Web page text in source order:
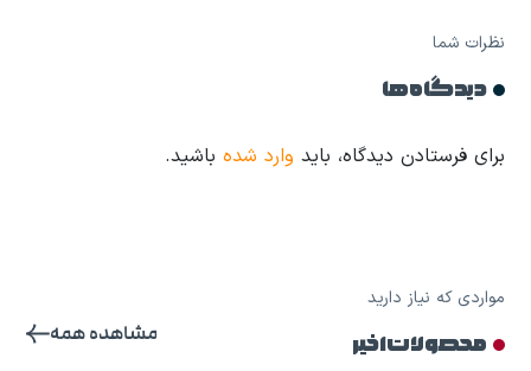
نظرات شما
دیدگاه ها
برای فرستادن دیدگاه، باید وارد شده باشید.
مواردی که نیاز دارید
محصولات اخیر مشاهده همه